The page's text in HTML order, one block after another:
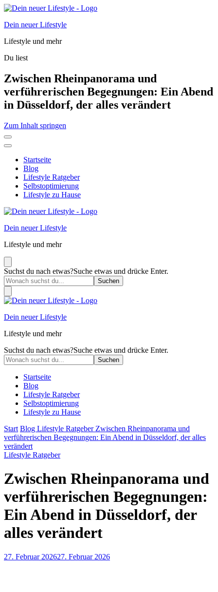
Dein neuer Lifestyle
Lifestyle und mehr
Du liest
Zwischen Rheinpanorama und
verführerischen Begegnungen: Ein Abend
in Düsseldorf, der alles verändert
Zum Inhalt springen
Startseite
Blog
Lifestyle Ratgeber
Selbstoptimierung
Lifestyle zu Hause
Dein neuer Lifestyle
Lifestyle und mehr
Suchst du nach etwas?Suche etwas und drücke Enter.
Dein neuer Lifestyle
Lifestyle und mehr
Suchst du nach etwas?Suche etwas und drücke Enter.
Startseite
Blog
Lifestyle Ratgeber
Selbstoptimierung
Lifestyle zu Hause
Start Blog Lifestyle Ratgeber Zwischen Rheinpanorama und
verführerischen Begegnungen: Ein Abend in Düsseldorf, der alles
verändert
Lifestyle Ratgeber
Zwischen Rheinpanorama und
verführerischen Begegnungen:
Ein Abend in Düsseldorf, der
alles verändert
27. Februar 202627. Februar 2026